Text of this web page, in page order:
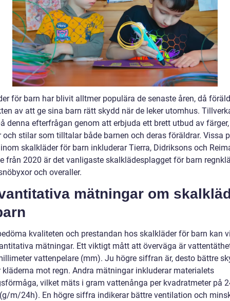
för barn har blivit alltmer populära de senaste åren, då
av att ge sina barn rätt skydd när de leker utomhus.
denna efterfrågan genom att erbjuda ett brett utbud av färger,
och stilar som tilltalar både barnen och deras föräldrar. Vissa
skalkläder för barn inkluderar Tierra, Didriksons och
från 2020 är det vanligaste skalklädesplagget för barn
och overaller.
mätningar om
kvaliteten och prestandan hos skalkläder för barn kan
mätningar. Ett viktigt mått att överväga är
vattenpelare (mm). Ju högre siffran är, desto bättre
kläderna mot regn. Andra mätningar inkluderar materialets
vilket mäts i gram vattenånga per kvadratmeter på
m/24h). En högre siffra indikerar bättre ventilation och